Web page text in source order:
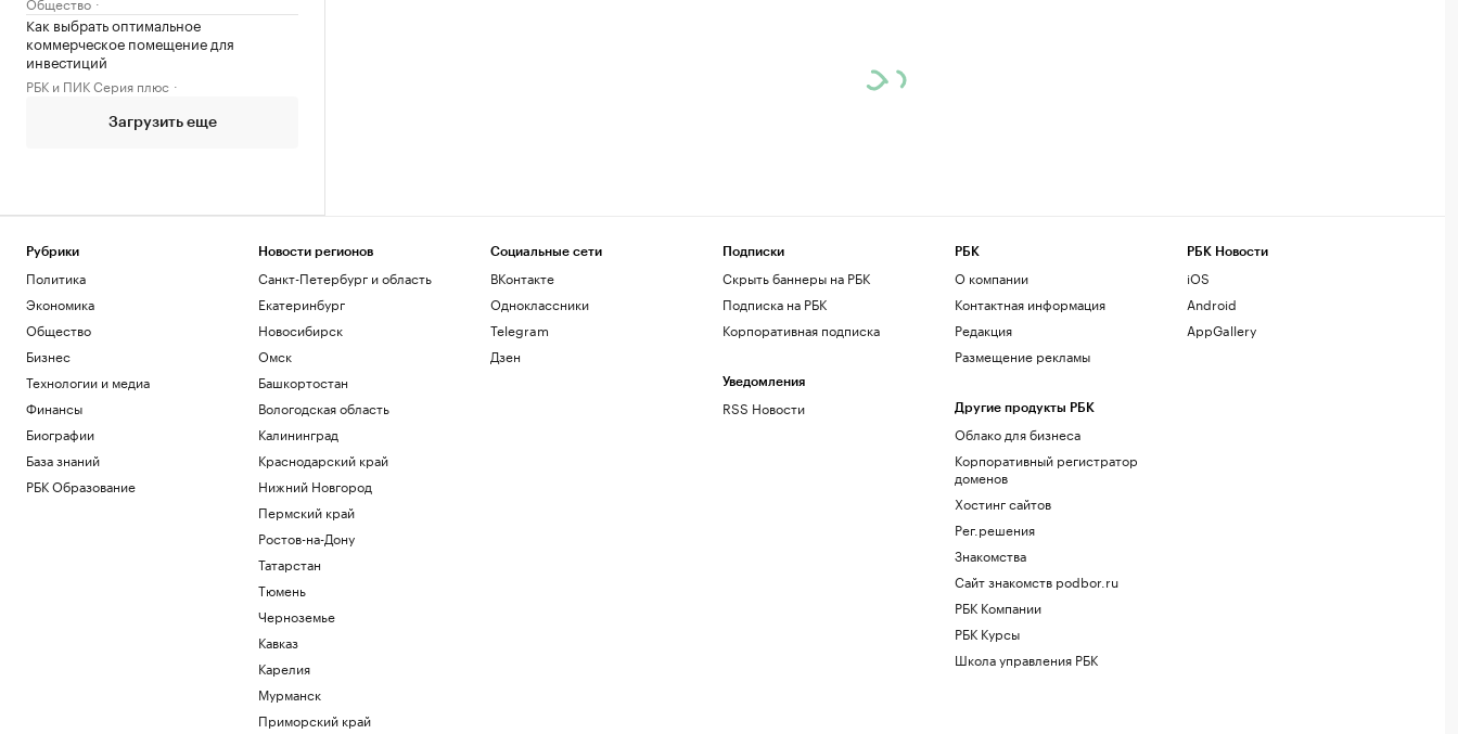
Как выбрать оптимальное
коммерческое помещение для
инвестиций
РБК и ПИК Серия плюс
Загрузить еще
Рубрики
Политика
Экономика
Общество
Бизнес
Технологии и медиа
Финансы
Биографии
База знаний
РБК Образование
Новости регионов
Санкт-Петербург и область
Екатеринбург
Новосибирск
Омск
Башкортостан
Вологодская область
Калининград
Краснодарский край
Нижний Новгород
Пермский край
Ростов-на-Дону
Татарстан
Тюмень
Черноземье
Кавказ
Карелия
Мурманск
Приморский край
Социальные сети
ВКонтакте
Одноклассники
Telegram
Дзен
Подписки
Скрыть баннеры на РБК
Подписка на РБК
Корпоративная подписка
Уведомления
RSS Новости
РБК
О компании
Контактная информация
Редакция
Размещение рекламы
Другие продукты РБК
Облако для бизнеса
Корпоративный регистратор
доменов
Хостинг сайтов
Рег.решения
Знакомства
Сайт знакомств podbor.ru
РБК Компании
РБК Курсы
Школа управления РБК
РБК Новости
iOS
Android
AppGallery